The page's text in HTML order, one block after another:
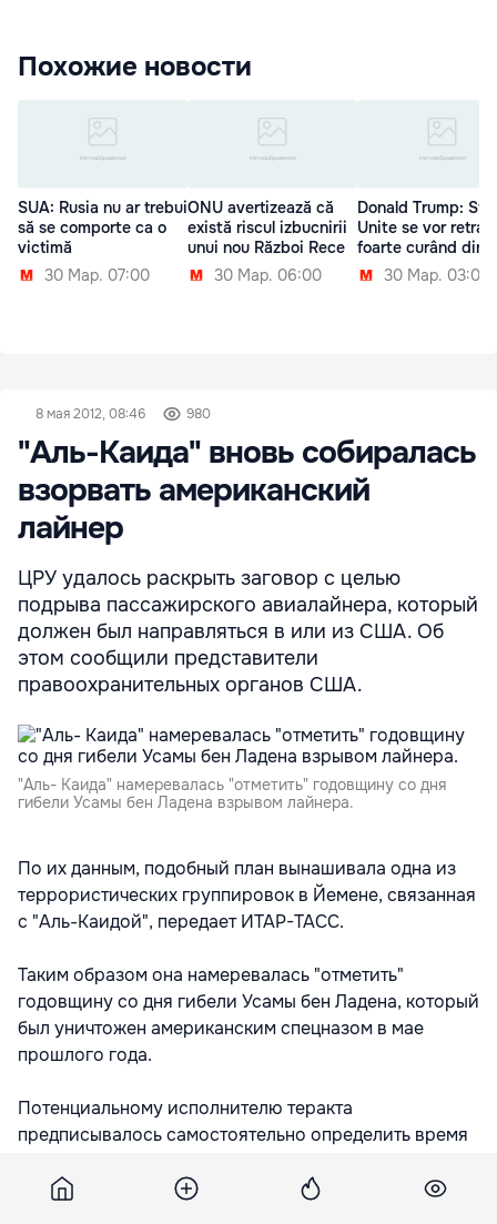
Похожие новости
SUA: Rusia nu ar trebui
să se comporte ca o
victimă
30 Мар. 07:00
ONU avertizează că
există riscul izbucnirii
unui nou Război Rece
30 Мар. 06:00
Donald Trump:
Unite se vor
foarte curând din
30 Мар. 03:00
8 мая 2012, 08:46 980
"Аль-Каида" вновь собиралась
взорвать американский
лайнер
ЦРУ удалось раскрыть заговор с целью
подрыва пассажирского авиалайнера, который
должен был направляться в или из США. Об
этом сообщили представители
правоохранительных органов США.
"Аль- Каида" намеревалась "отметить" годовщину со дня
гибели Усамы бен Ладена взрывом лайнера.
По их данным, подобный план вынашивала одна из
террористических группировок в Йемене, связанная
с "Аль-Каидой", передает ИТАР-ТАСС.
Таким образом она намеревалась "отметить"
годовщину со дня гибели Усамы бен Ладена, который
был уничтожен американским спецназом в мае
прошлого года.
Потенциальному исполнителю теракта
предписывалось самостоятельно определить время
должен был спрятать в своей одежде.